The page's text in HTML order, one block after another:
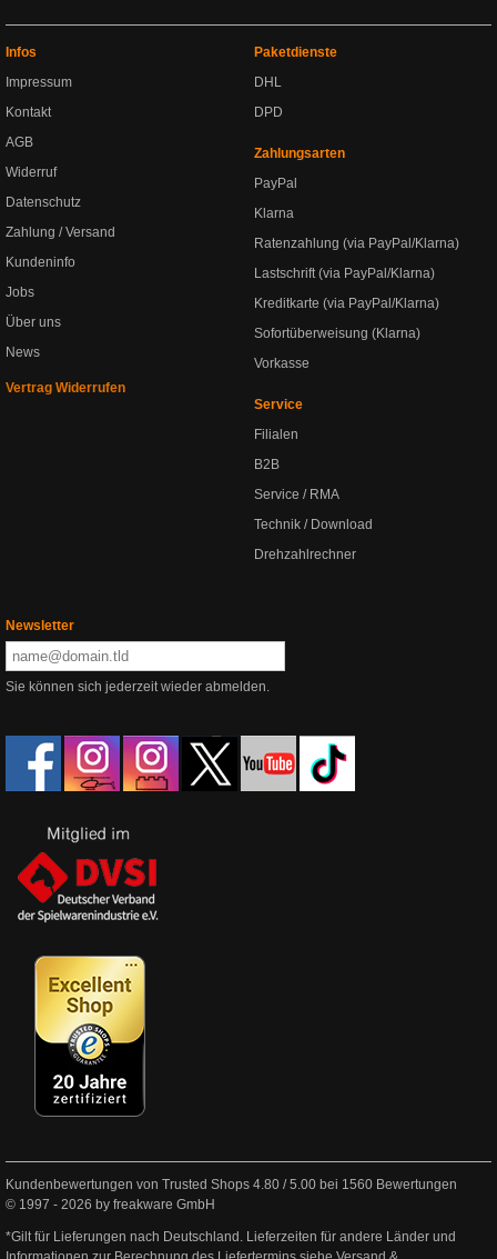
Infos
Impressum
Kontakt
AGB
Widerruf
Datenschutz
Zahlung / Versand
Kundeninfo
Jobs
Über uns
News
Vertrag Widerrufen
Paketdienste
DHL
DPD
Zahlungsarten
PayPal
Klarna
Ratenzahlung (via PayPal/Klarna)
Lastschrift (via PayPal/Klarna)
Kreditkarte (via PayPal/Klarna)
Sofortüberweisung (Klarna)
Vorkasse
Service
Filialen
B2B
Service / RMA
Technik / Download
Drehzahlrechner
Newsletter
Sie können sich jederzeit wieder abmelden.
Kundenbewertungen von Trusted Shops 4.80 /5.00 bei 1560 Bewertungen
© 1997 - 2026 by freakware GmbH
*Gilt für Lieferungen nach Deutschland. Lieferzeiten für andere Länder und